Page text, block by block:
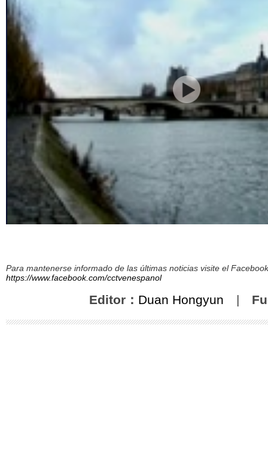
Para mantenerse informado de las últimas noticias visite el
https://www.facebook.com/cctvenespanol
Editor： Duan Hongyun |